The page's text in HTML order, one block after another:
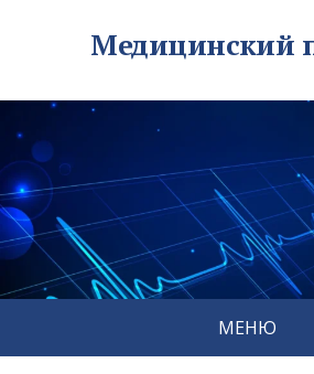
Медицинский
МЕНЮ